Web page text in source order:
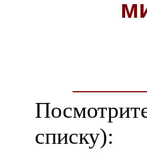
списку):